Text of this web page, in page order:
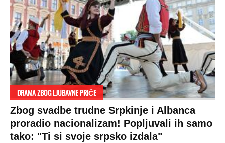
DRAMA ZBOG LJUBAVNE PRIČE
Zbog svadbe trudne Srpkinje i Albanca
proradio nacionalizam! Popljuvali ih samo
tako: "Ti si svoje srpsko izdala"